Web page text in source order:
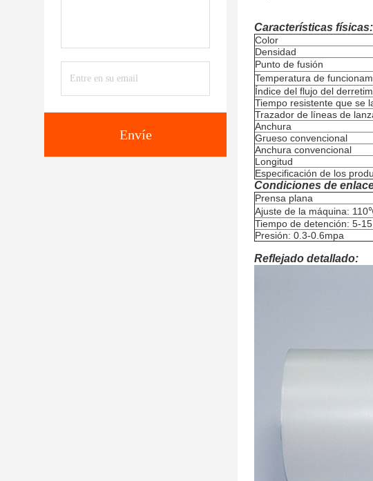
Envíe
Características físicas:
Color
Densidad
Punto de fusión
Temperatura de
Índice del flujo del
Tiempo resistente que se
Trazador de líneas de
Anchura
Grueso convencional
Anchura convencional
Longitud
Especificación de los
Condiciones de
Prensa plana
Ajuste de la máquina:
Tiempo de detención: 5-
Presión: 0.3-0.6mpa
Reflejado detallado: